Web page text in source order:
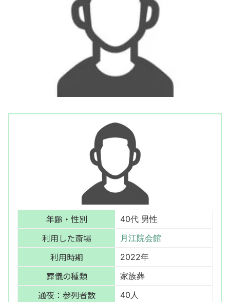
年齢・性別 40代 男性
利用した斎場 月江院会館
利用時期 2022年
葬儀の種類 家族葬
通夜：参列者数 40人